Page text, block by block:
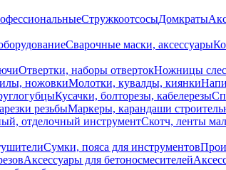
СтружкоотсосыДомкраты
Сварочные маски, аксессуары
Отвертки, наборы отвертокНожницы
ножовкиМолотки, кувалды, киянки
Кусачки, болторезы, кабелерезы
резьбыМаркеры, карандаши
отделочный инструментСкотч, ленты
Сумки, пояса для инструментов
Аксессуары для бетоносмесителей